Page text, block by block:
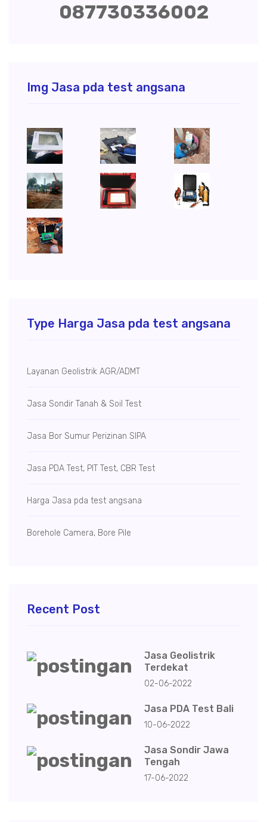
087730336002
Img Jasa pda test angsana
Type Harga Jasa pda test angsana
Layanan Geolistrik AGR/ADMT
Jasa Sondir Tanah & Soil Test
Jasa Bor Sumur Perizinan SIPA
Jasa PDA Test, PIT Test, CBR Test
Harga Jasa pda test angsana
Borehole Camera, Bore Pile
Recent Post
Jasa Geolistrik
Terdekat
02-06-2022
Jasa PDA Test Bali
10-06-2022
Jasa Sondir Jawa
Tengah
17-06-2022